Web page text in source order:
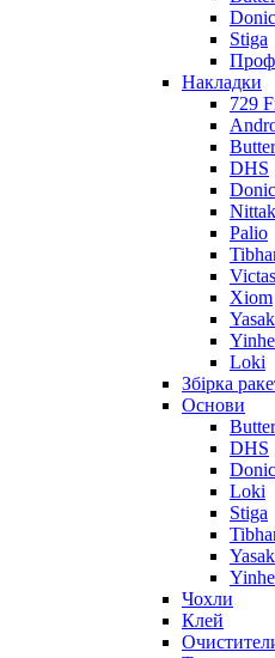
Donic
Stiga
Накладки
729
DHS
Donic
Palio
Victas
Xiom
Yinhe
Loki
Збірка
Основи
DHS
Donic
Loki
Stiga
Yinhe
Чохли
Клей